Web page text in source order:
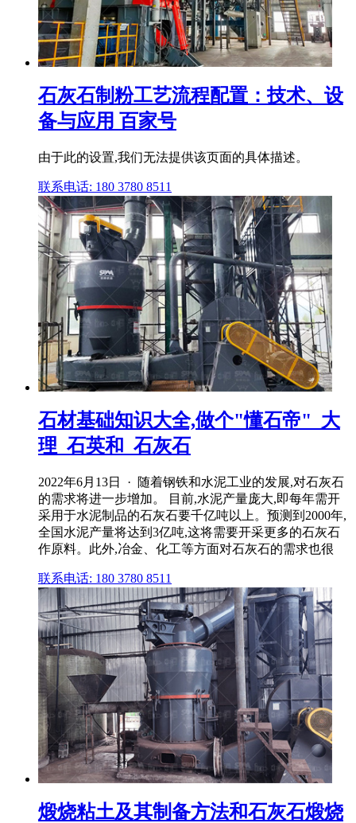
石灰石制粉工艺流程配置：技术、设
备与应用 百家号
由于此的设置,我们无法提供该页面的具体描述。
联系电话: 180 3780 8511
石材基础知识大全,做个"懂石帝"_大
理_石英和_石灰石
2022年6月13日 · 随着钢铁和水泥工业的发展,对石灰石
的需求将进一步增加。 目前,水泥产量庞大,即每年需开
采用于水泥制品的石灰石要千亿吨以上。预测到2000年,
全国水泥产量将达到3亿吨,这将需要开采更多的石灰石
作原料。此外,冶金、化工等方面对石灰石的需求也很
联系电话: 180 3780 8511
煅烧粘土及其制备方法和石灰石煅烧